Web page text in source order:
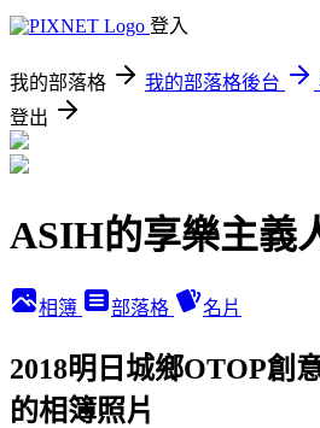
登入
我的部落格 我的部落格後台
登出
ASIH的享樂主義
相簿 部落格 名片
2018明日城鄉OTOP創
的相簿照片